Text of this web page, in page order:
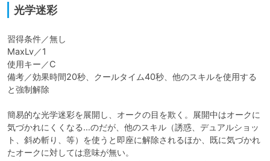
光学迷彩
習得条件／無し
MaxLv／1
使用キー／C
備考／効果時間20秒、クールタイム40秒、他のスキルを使用する
と強制解除
簡易的な光学迷彩を展開し、オークの目を欺く。展開中はオークに
気づかれにくくなる…のだが、他のスキル（誘惑、デュアルショッ
ト、斜め斬り、等）を使うと即座に解除されるほか、既に気づかれ
たオークに対しては意味が無い。